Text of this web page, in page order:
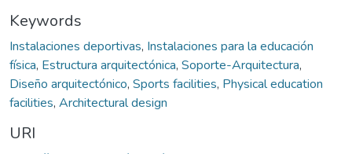
Keywords
Instalaciones deportivas, Instalaciones para la educación
física, Estructura arquitectónica, Soporte-Arquitectura,
Diseño arquitectónico, Sports facilities, Physical education
facilities, Architectural design
URI